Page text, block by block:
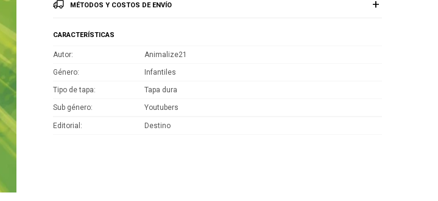
MÉTODOS Y COSTOS DE ENVÍO
CARACTERÍSTICAS
Autor Animalize21
Género Infantiles
Tipo de tapa Tapa dura
Sub género Youtubers
Editorial Destino